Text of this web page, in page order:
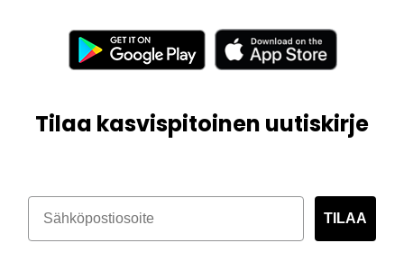
Tilaa kasvispitoinen uutiskirje
TILAA